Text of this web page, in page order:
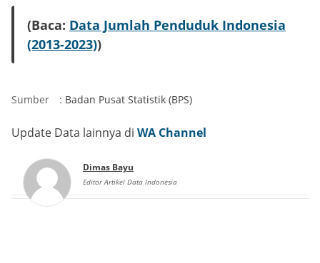
(Baca: Data Jumlah Penduduk Indonesia
(2013-2023))
Sumber : Badan Pusat Statistik (BPS)
Update Data lainnya di WA Channel
Dimas Bayu
Editor Artikel Data Indonesia